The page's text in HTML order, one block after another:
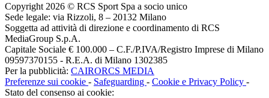
Copyright 2026 © RCS Sport Spa a socio unico
Sede legale: via Rizzoli, 8 – 20132 Milano
Soggetta ad attività di direzione e coordinamento di RCS
MediaGroup S.p.A.
Capitale Sociale € 100.000 – C.F./P.IVA/Registro Imprese di Milano
09597370155 - R.E.A. di Milano 1302385
Per la pubblicità: CAIRORCS MEDIA
Preferenze sui cookie - Safeguarding - Cookie e Privacy Policy -
Stato del consenso ai cookie: